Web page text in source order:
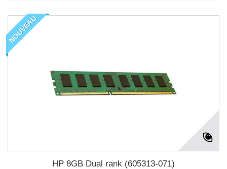
NOUVEAU
HP 8GB Dual rank (605313-071)